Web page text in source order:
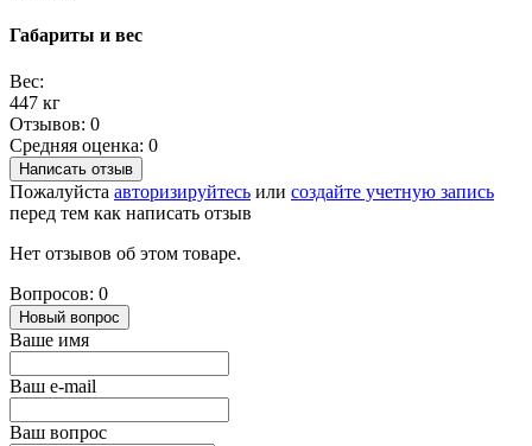
Габариты и вес
Вес:
447 кг
Отзывов: 0
Средняя оценка: 0
Написать отзыв
Пожалуйста авторизируйтесь или создайте учетную запись
перед тем как написать отзыв
Нет отзывов об этом товаре.
Вопросов: 0
Новый вопрос
Ваше имя
Ваш e-mail
Ваш вопрос